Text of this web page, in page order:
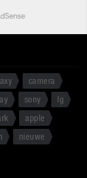
camera
sony
lg
apple
nieuwe